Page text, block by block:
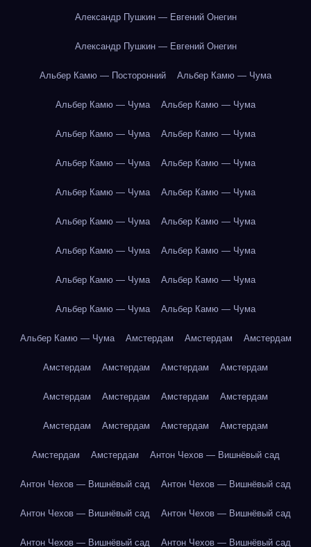
Александр Пушкин — Евгений Онегин
Александр Пушкин — Евгений Онегин
Альбер Камю — Посторонний Альбер Камю — Чума
Альбер Камю — Чума Альбер Камю — Чума
Альбер Камю — Чума Альбер Камю — Чума
Альбер Камю — Чума Альбер Камю — Чума
Альбер Камю — Чума Альбер Камю — Чума
Альбер Камю — Чума Альбер Камю — Чума
Альбер Камю — Чума Альбер Камю — Чума
Альбер Камю — Чума Альбер Камю — Чума
Альбер Камю — Чума Альбер Камю — Чума
Альбер Камю — Чума Амстердам Амстердам Амстердам
Амстердам Амстердам Амстердам Амстердам
Амстердам Амстердам Амстердам Амстердам
Амстердам Амстердам Амстердам Амстердам
Амстердам Амстердам Антон Чехов — Вишнёвый сад
Антон Чехов — Вишнёвый сад Антон Чехов — Вишнёвый сад
Антон Чехов — Вишнёвый сад Антон Чехов — Вишнёвый сад
Антон Чехов — Вишнёвый сад Антон Чехов — Вишнёвый сад